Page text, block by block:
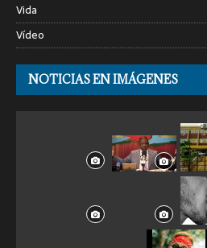
Vida
Vídeo
NOTICIAS EN IMÁGENES